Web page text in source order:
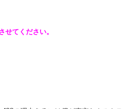
せてください。